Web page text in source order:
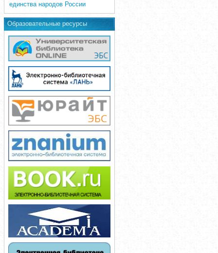
единства народов России
Образовательные ресурсы